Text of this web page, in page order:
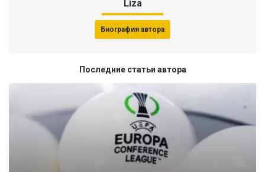
Liza
Биография автора
Последние статьи автора